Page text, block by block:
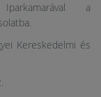
a
Kereskedelmi és